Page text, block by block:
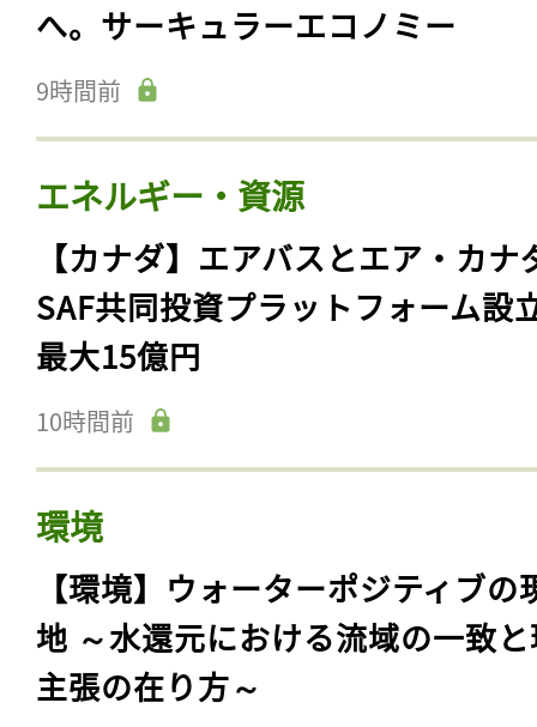
へ。サーキュラーエコノミー
9時間前
エネルギー・資源
【カナダ】エアバスとエア・カナ
SAF共同投資プラットフォーム設
最大15億円
10時間前
環境
【環境】ウォーターポジティブの
地 ～水還元における流域の一致
主張の在り方～